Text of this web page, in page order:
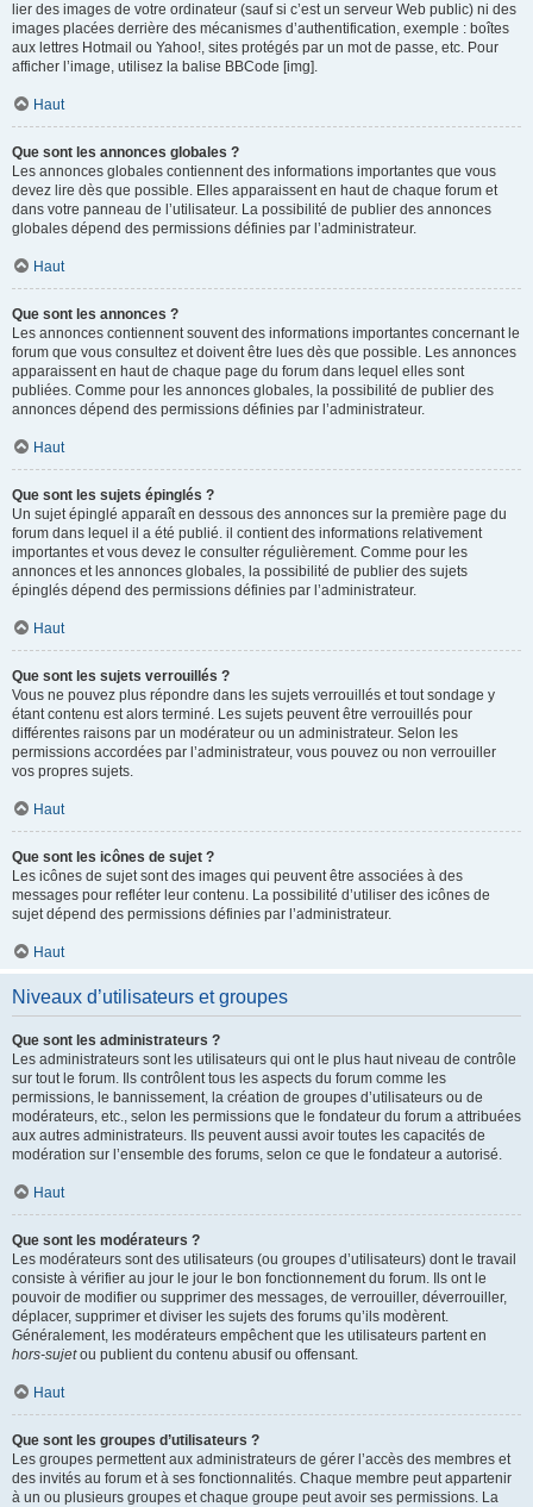
lier des images de votre ordinateur (sauf si c’est un serveur Web public) ni des
images placées derrière des mécanismes d’authentification, exemple : boîtes
aux lettres Hotmail ou Yahoo!, sites protégés par un mot de passe, etc. Pour
afficher l’image, utilisez la balise BBCode [img].
Haut
Que sont les annonces globales ?
Les annonces globales contiennent des informations importantes que vous
devez lire dès que possible. Elles apparaissent en haut de chaque forum et
dans votre panneau de l’utilisateur. La possibilité de publier des annonces
globales dépend des permissions définies par l’administrateur.
Haut
Que sont les annonces ?
Les annonces contiennent souvent des informations importantes concernant le
forum que vous consultez et doivent être lues dès que possible. Les annonces
apparaissent en haut de chaque page du forum dans lequel elles sont
publiées. Comme pour les annonces globales, la possibilité de publier des
annonces dépend des permissions définies par l’administrateur.
Haut
Que sont les sujets épinglés ?
Un sujet épinglé apparaît en dessous des annonces sur la première page du
forum dans lequel il a été publié. il contient des informations relativement
importantes et vous devez le consulter régulièrement. Comme pour les
annonces et les annonces globales, la possibilité de publier des sujets
épinglés dépend des permissions définies par l’administrateur.
Haut
Que sont les sujets verrouillés ?
Vous ne pouvez plus répondre dans les sujets verrouillés et tout sondage y
étant contenu est alors terminé. Les sujets peuvent être verrouillés pour
différentes raisons par un modérateur ou un administrateur. Selon les
permissions accordées par l’administrateur, vous pouvez ou non verrouiller
vos propres sujets.
Haut
Que sont les icônes de sujet ?
Les icônes de sujet sont des images qui peuvent être associées à des
messages pour refléter leur contenu. La possibilité d’utiliser des icônes de
sujet dépend des permissions définies par l’administrateur.
Haut
Niveaux d’utilisateurs et groupes
Que sont les administrateurs ?
Les administrateurs sont les utilisateurs qui ont le plus haut niveau de contrôle
sur tout le forum. Ils contrôlent tous les aspects du forum comme les
permissions, le bannissement, la création de groupes d’utilisateurs ou de
modérateurs, etc., selon les permissions que le fondateur du forum a attribuées
aux autres administrateurs. Ils peuvent aussi avoir toutes les capacités de
modération sur l’ensemble des forums, selon ce que le fondateur a autorisé.
Haut
Que sont les modérateurs ?
Les modérateurs sont des utilisateurs (ou groupes d’utilisateurs) dont le travail
consiste à vérifier au jour le jour le bon fonctionnement du forum. Ils ont le
pouvoir de modifier ou supprimer des messages, de verrouiller, déverrouiller,
déplacer, supprimer et diviser les sujets des forums qu’ils modèrent.
Généralement, les modérateurs empêchent que les utilisateurs partent en
hors-sujetou publient du contenu abusif ou offensant.
Haut
Que sont les groupes d’utilisateurs ?
Les groupes permettent aux administrateurs de gérer l’accès des membres et
des invités au forum et à ses fonctionnalités. Chaque membre peut appartenir
à un ou plusieurs groupes et chaque groupe peut avoir ses permissions. La